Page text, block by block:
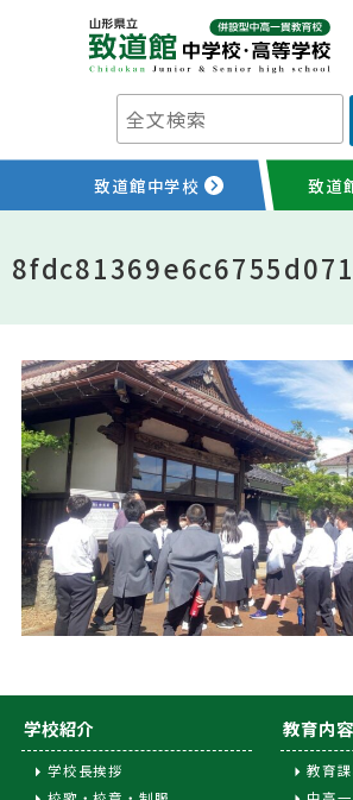
致道館中学校 致道
学校紹介
学校長挨拶
教育内容
教育